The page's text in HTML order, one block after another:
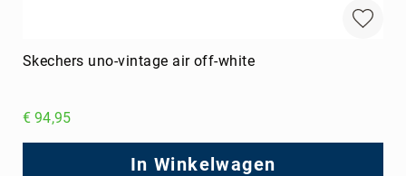
Skechers uno-vintage air off-white
€ 94,95
In Winkelwagen